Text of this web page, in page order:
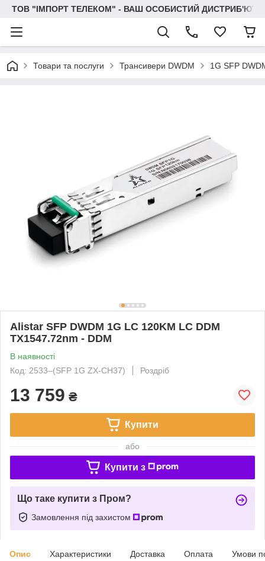
ТОВ "IМПОРТ ТЕЛЕКОМ" - ВАШ ОСОБИСТИЙ
Товари та послуги Трансивери DWDM 1G SFP
Alistar SFP DWDM 1G LC 120KM LC DDM
TX1547.72nm - DDM
В наявності
Код: 2533‒(SFP 1G ZX-CH37)
Роздріб
13 759 ₴
Купити
або
Купити з
Що таке купити з Пром?
Замовлення під захистом
Опис Характеристики Доставка Оплата Умови